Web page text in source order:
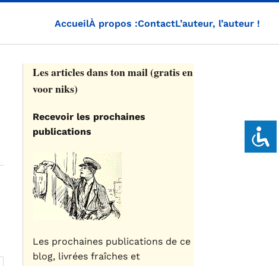
AccueilÀ propos :ContactL’auteur, l’auteur !
Les articles dans ton mail (gratis en
voor niks)
Recevoir les prochaines
publications
Les prochaines publications de ce
blog, livrées fraîches et